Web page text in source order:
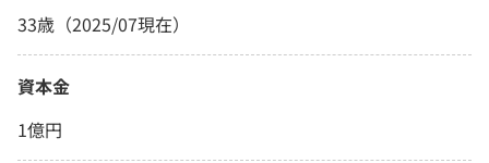
33歳（2025/07現在）
資本金
1億円